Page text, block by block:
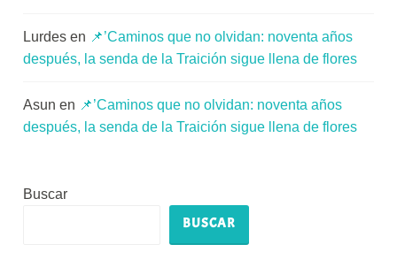
Lurdes en 📌’Caminos que no olvidan: noventa años
después, la senda de la Traición sigue llena de flores
Asun en 📌’Caminos que no olvidan: noventa años
después, la senda de la Traición sigue llena de flores
Buscar
BUSCAR